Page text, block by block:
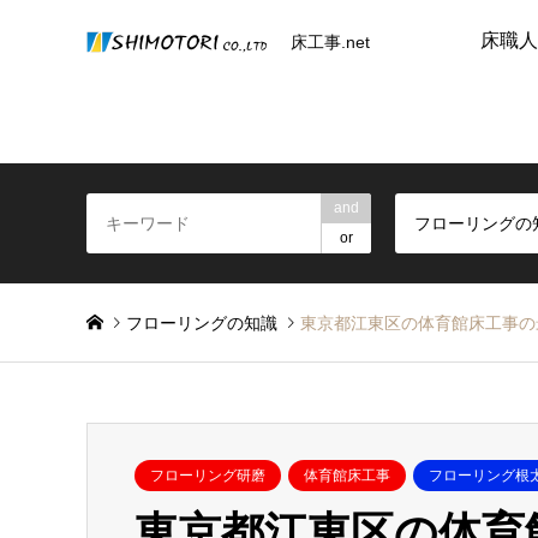
床工事.net 床職
and
or
フローリングの
フローリングの知識 東京都江東区の体育館床工事
フローリング研磨 体育館床工事 フローリング根